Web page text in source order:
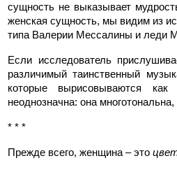
сущность не выказывает
женская сущность, мы видим из
типа Валерии Мессалины и леди
Если исследователь
различимый таинственный
которые вырисовываются
неоднозначна: она многотональна,
* * *
Прежде всего, женщина – это